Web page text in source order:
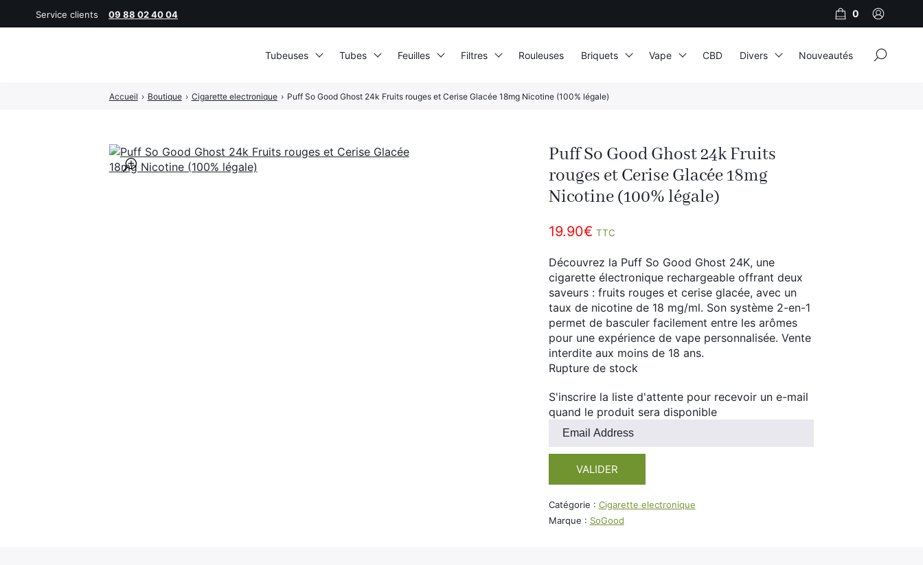
🔍
Puff So Good Ghost 24k Fruits
rouges et Cerise Glacée 18mg
Nicotine (100% légale)
19.90€ TTC
Découvrez la Puff So Good Ghost 24K, une
cigarette électronique rechargeable offrant deux
saveurs : fruits rouges et cerise glacée, avec un
taux de nicotine de 18 mg/ml. Son système 2-en-1
permet de basculer facilement entre les arômes
pour une expérience de vape personnalisée. Vente
interdite aux moins de 18 ans.
Rupture de stock
S'inscrire la liste d'attente pour recevoir un e-mail
quand le produit sera disponible
Entrez
adresse
mail
pour
rejoindre
VALIDER
Catégorie : Cigarette electronique
Marque : SoGood
Accueil › Boutique › Cigarette electronique › Puff So Good Ghost 24k Fruits rouges et Cerise Glacée 18mg Nicotine (100% légale)
Service clients 09 88 02 40 04 0
Tubeuses Tubes Feuilles Filtres Rouleuses Briquets Vape
Al Fakher
Cristal Puff
SoGood
10ml
50ml
100ml
Booster E-Liquide
CBD Divers
Salé
Nouveautés
: